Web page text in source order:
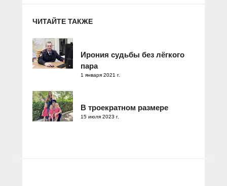
ЧИТАЙТЕ ТАКЖЕ
Ирония судьбы без лёгкого
пара
1 января 2021 г.
В троекратном размере
15 июля 2023 г.